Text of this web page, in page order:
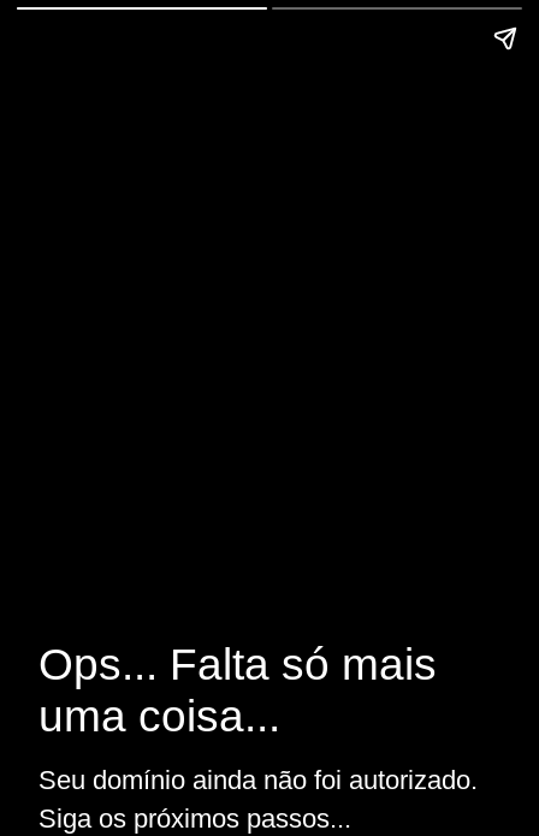
Ops... Falta só mais
uma coisa...
Seu domínio ainda não foi autorizado.
Siga os próximos passos...